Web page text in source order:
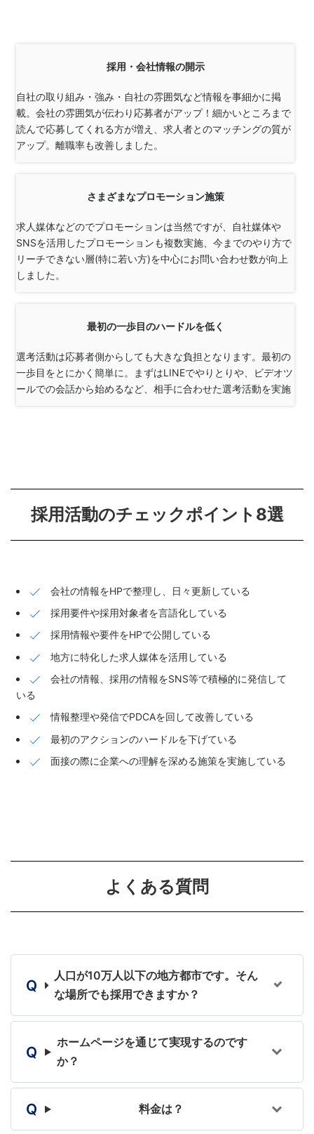
採用・会社情報の開示
自社の取り組み・強み・自社の雰囲気など情報を事細かに掲
載。会社の雰囲気が伝わり応募者がアップ！細かいところまで
読んで応募してくれる方が増え、求人者とのマッチングの質が
アップ。離職率も改善しました。
さまざまなプロモーション施策
求人媒体などのでプロモーションは当然ですが、自社媒体や
SNSを活用したプロモーションも複数実施、今までのやり方で
リーチできない層(特に若い方)を中心にお問い合わせ数が向上
しました。
最初の一歩目のハードルを低く
選考活動は応募者側からしても大きな負担となります。最初の
一歩目をとにかく簡単に。まずはLINEでやりとりや、ビデオツ
ールでの会話から始めるなど、相手に合わせた選考活動を実施
採用活動のチェックポイント8選
会社の情報をHPで整理し、日々更新している
採用要件や採用対象者を言語化している
採用情報や要件をHPで公開している
地方に特化した求人媒体を活用している
会社の情報、採用の情報をSNS等で積極的に発信して
いる
情報整理や発信でPDCAを回して改善している
最初のアクションのハードルを下げている
面接の際に企業への理解を深める施策を実施している
よくある質問
人口が10万人以下の地方都市です。そん
な場所でも採用できますか？
ホームページを通じて実現するのです
か？
料金は？